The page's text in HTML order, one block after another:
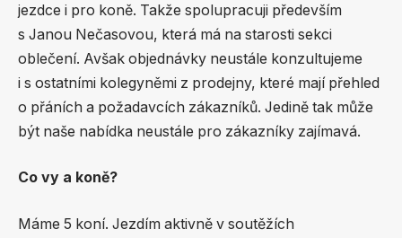
jezdce i pro koně. Takže spolupracuji především
s Janou Nečasovou, která má na starosti sekci
oblečení. Avšak objednávky neustále konzultujeme
i s ostatními kolegyněmi z prodejny, které mají přehled
o přáních a požadavcích zákazníků. Jedině tak může
být naše nabídka neustále pro zákazníky zajímavá.
Co vy a koně?
Máme 5 koní. Jezdím aktivně v soutěžích